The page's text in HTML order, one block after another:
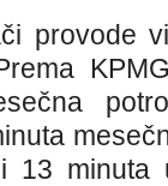
provode
13 minuta